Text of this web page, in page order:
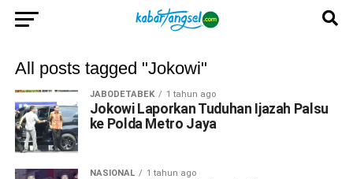
All posts tagged "Jokowi"
JABODETABEK 1 tahun ago
Jokowi Laporkan Tuduhan Ijazah Palsu
ke Polda Metro Jaya
NASIONAL 1 tahun ago